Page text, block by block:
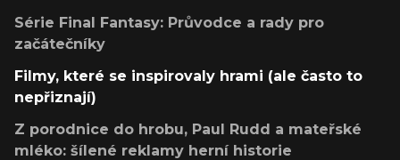
Série Final Fantasy: Průvodce a rady pro
začátečníky
Filmy, které se inspirovaly hrami (ale často to
nepřiznají)
Z porodnice do hrobu, Paul Rudd a mateřské
mléko: šílené reklamy herní historie